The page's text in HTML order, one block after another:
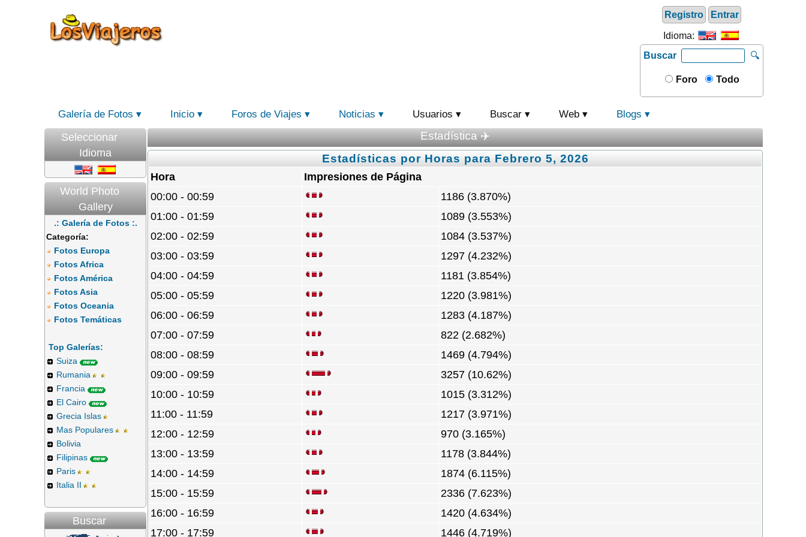
Registro Entrar
Idioma:
Buscar
🔍
Foro Todo
Galería de Fotos Inicio Foros de Viajes Noticias Usuarios Buscar Web Blogs
Seleccionar
Idioma
World Photo
Gallery
.: Galería de Fotos :.
Categoría:
Fotos Europa
Fotos Africa
Fotos América
Fotos Asia
Fotos Oceania
Fotos Temáticas
Top Galerías:
Suiza
Rumania
Francia
El Cairo
Grecia Islas
Mas Populares
Bolivia
Filipinas
Paris
Italia II
Buscar
Estadística ✈️
Estadísticas por Horas para Febrero 5, 2026
Hora
Impresiones de Página
00:00 - 00:59
1186 (3.870%)
01:00 - 01:59
1089 (3.553%)
02:00 - 02:59
1084 (3.537%)
03:00 - 03:59
1297 (4.232%)
04:00 - 04:59
1181 (3.854%)
05:00 - 05:59
1220 (3.981%)
06:00 - 06:59
1283 (4.187%)
07:00 - 07:59
822 (2.682%)
08:00 - 08:59
1469 (4.794%)
09:00 - 09:59
3257 (10.62%)
10:00 - 10:59
1015 (3.312%)
11:00 - 11:59
1217 (3.971%)
12:00 - 12:59
970 (3.165%)
13:00 - 13:59
1178 (3.844%)
14:00 - 14:59
1874 (6.115%)
15:00 - 15:59
2336 (7.623%)
16:00 - 16:59
1420 (4.634%)
17:00 - 17:59
1446 (4.719%)